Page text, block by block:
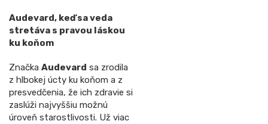
Audevard, keď sa veda
stretáva s pravou láskou
ku koňom
Značka Audevard sa zrodila
z hlbokej úcty ku koňom a z
presvedčenia, že ich zdravie si
zaslúži najvyššiu možnú
úroveň starostlivosti. Už viac